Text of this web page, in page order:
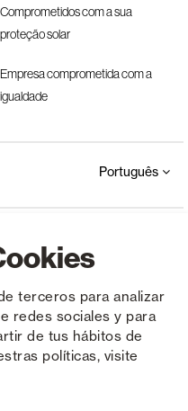
terceros para analizar
redes sociales y para
de tus hábitos de
políticas, visite
Comprometidos com a sua
proteção solar
Empresa comprometida com a
igualdade
privacidade Aviso Legal Cookies
Português